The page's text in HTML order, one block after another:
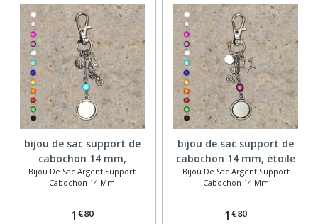
bijou de sac support de
cabochon 14 mm,
hippocampe
Bijou De Sac Argent Support
Cabochon 14 Mm
1 €80
bijou de sac support de
cabochon 14 mm, étoile
Bijou De Sac Argent Support
Cabochon 14 Mm
1 €80